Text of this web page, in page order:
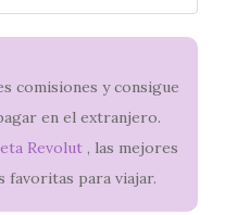
comisiones y consigue
en el extranjero.
Revolut, las mejores
favoritas para viajar.